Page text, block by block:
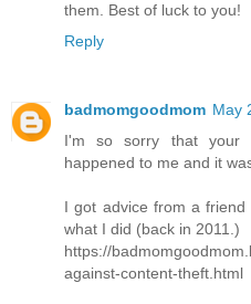
them. Best of luck to you!
Reply
badmomgoodmom May
I'm so sorry that your
happened to me and it
I got advice from a
what I did (back in 2011.)
https://
against-content-theft.html